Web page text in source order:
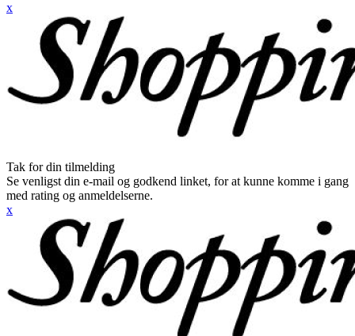
x
Tak for din tilmelding
Se venligst din e-mail og godkend linket, for at kunne komme i gang
med rating og anmeldelserne.
x